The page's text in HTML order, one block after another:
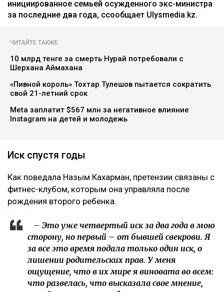
инициированное семьей осужденного экс-министра
за последние два года, ссообщает Ulysmedia.kz.
ЧИТАЙТЕ ТАКЖЕ
10 млрд тенге за смерть Нурай потребовали с
Шерхана Аймахана
«Пивной король» Тохтар Тулешов пытается сократить
свой 21-летний срок
Meta заплатит $567 млн за негативное влияние
Instagram на детей и молодежь
Иск спустя годы
Как поведала Назым Кахарман, претензии связаны с
фитнес-клубом, которым она управляла после
рождения второго ребенка.
– Это уже четвертый иск за два года в мою
сторону, но первый – от бывшей свекрови. Я
за все это время подала только один иск, о
лишении родительских прав. У меня
ощущение, что в их мире я виновата во всем:
что развелась, что высказала свое мнение,